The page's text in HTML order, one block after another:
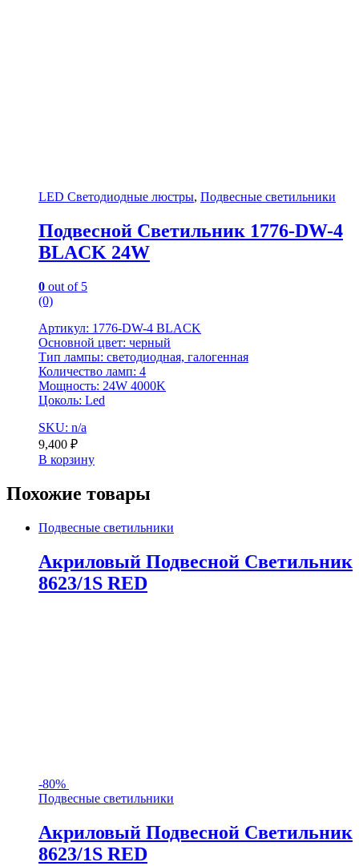
LED Светодиодные люстры, Подвесные светильники
Подвесной Светильник 1776-DW-4
BLACK 24W
0 out of 5
(0)
Артикул: 1776-DW-4 BLACK
Основной цвет: черный
Тип лампы: светодиодная, галогенная
Количество ламп: 4
Мощность: 24W 4000K
Цоколь: Led
SKU: n/a
9,400 ₽
В корзину
Похожие товары
Подвесные светильники
Акриловый Подвесной Светильник
8623/1S RED
-80%
Подвесные светильники
Акриловый Подвесной Светильник
8623/1S RED